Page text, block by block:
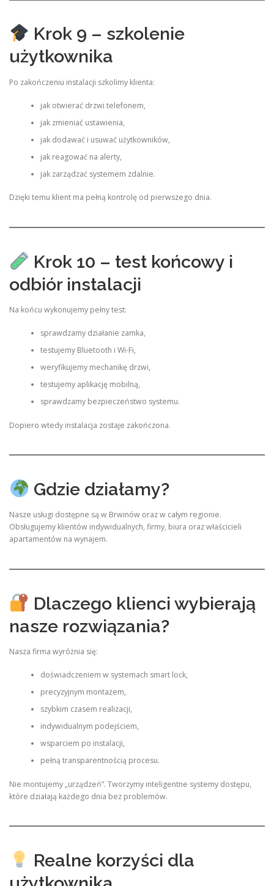
Krok 9 – szkolenie
użytkownika
Po zakończeniu instalacji szkolimy klienta:
jak otwierać drzwi telefonem,
jak zmieniać ustawienia,
jak dodawać i usuwać użytkowników,
jak reagować na alerty,
jak zarządzać systemem zdalnie.
Dzięki temu klient ma pełną kontrolę od pierwszego dnia.
Krok 10 – test końcowy i
odbiór instalacji
Na końcu wykonujemy pełny test:
sprawdzamy działanie zamka,
testujemy Bluetooth i Wi-Fi,
weryfikujemy mechanikę drzwi,
testujemy aplikację mobilną,
sprawdzamy bezpieczeństwo systemu.
Dopiero wtedy instalacja zostaje zakończona.
Gdzie działamy?
Nasze usługi dostępne są w Brwinów oraz w całym regionie.
Obsługujemy klientów indywidualnych, firmy, biura oraz właścicieli
apartamentów na wynajem.
Dlaczego klienci wybierają
nasze rozwiązania?
Nasza firma wyróżnia się:
doświadczeniem w systemach smart lock,
precyzyjnym montażem,
szybkim czasem realizacji,
indywidualnym podejściem,
wsparciem po instalacji,
pełną transparentnością procesu.
Nie montujemy „urządzeń”. Tworzymy inteligentne systemy dostępu,
które działają każdego dnia bez problemów.
Realne korzyści dla